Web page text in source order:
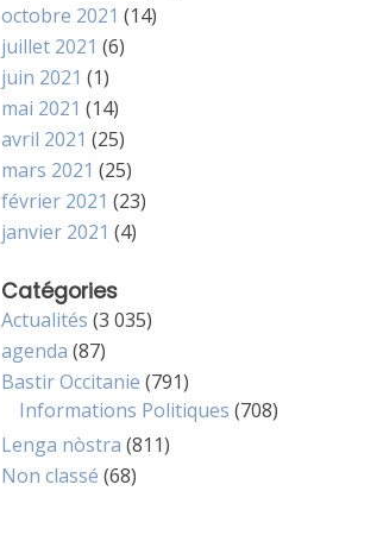
octobre 2021 (14)
juillet 2021 (6)
juin 2021 (1)
mai 2021 (14)
avril 2021 (25)
mars 2021 (25)
février 2021 (23)
janvier 2021 (4)
Catégories
Actualités (3 035)
agenda (87)
Bastir Occitanie (791)
Informations Politiques (708)
Lenga nòstra (811)
Non classé (68)